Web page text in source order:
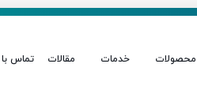
محصولات خدمات مقالات تماس با